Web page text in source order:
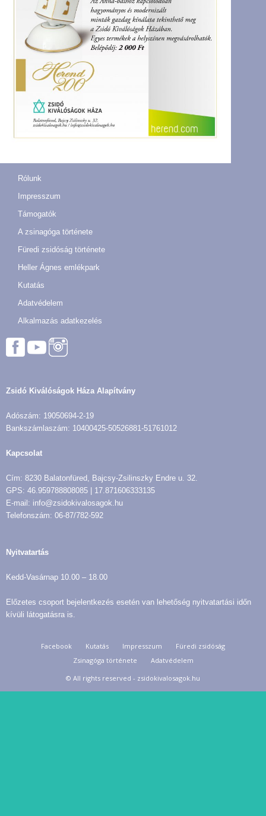
Rólunk
Impresszum
Támogatók
A zsinagóga története
Füredi zsidóság története
Heller Ágnes emlékpark
Kutatás
Adatvédelem
Alkalmazás adatkezelés
Zsidó Kiválóságok Háza Alapítvány
Adószám: 19050694-2-19
Bankszámlaszám: 10400425-50526881-51761012
Kapcsolat
Cím: 8230 Balatonfüred, Bajcsy-Zsilinszky Endre u. 32.
GPS: 46.959788808085 | 17.871606333135
E-mail: info@zsidokivalosagok.hu
Telefonszám: 06-87/782-592
Nyitvatartás
Kedd-Vasárnap 10.00 – 18.00
Előzetes csoport bejelentkezés esetén van lehetőség nyitvatartási időn
kívüli látogatásra is.
Facebook Kutatás Impresszum
Füredi zsidóság
Zsinagóga története
Adatvédelem
© All rights reserved - zsidokivalosagok.hu